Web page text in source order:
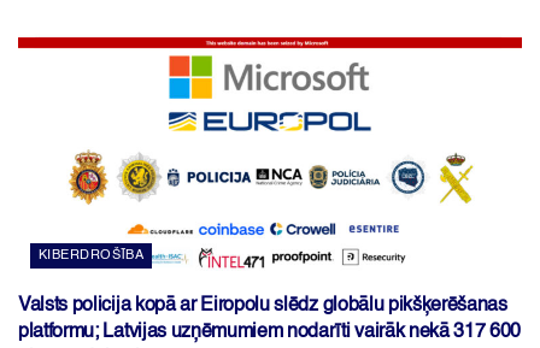
KIBERDROŠĪBA
Valsts policija kopā ar Eiropolu slēdz globālu pikšķerēšanas
platformu; Latvijas uzņēmumiem nodarīti vairāk nekā 317 600